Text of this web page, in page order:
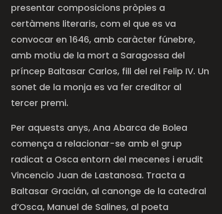
presentar composicions pròpies a
certàmens literaris, com el que es va
convocar en 1646, amb caràcter fúnebre,
amb motiu de la mort a Saragossa del
príncep Baltasar Carlos, fill del rei Felip IV. Un
sonet de la monja es va fer creditor al
tercer premi.
Per aquests anys, Ana Abarca de Bolea
comença a relacionar-se amb el grup
radicat a Osca entorn del mecenes i erudit
Vincencio Juan de Lastanosa. Tracta a
Baltasar Gracián, al canonge de la catedral
d’Osca, Manuel de Salines, al poeta